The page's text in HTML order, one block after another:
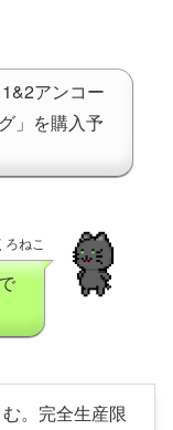
アンコー
」を購入予
ろねこ
。完全生産限